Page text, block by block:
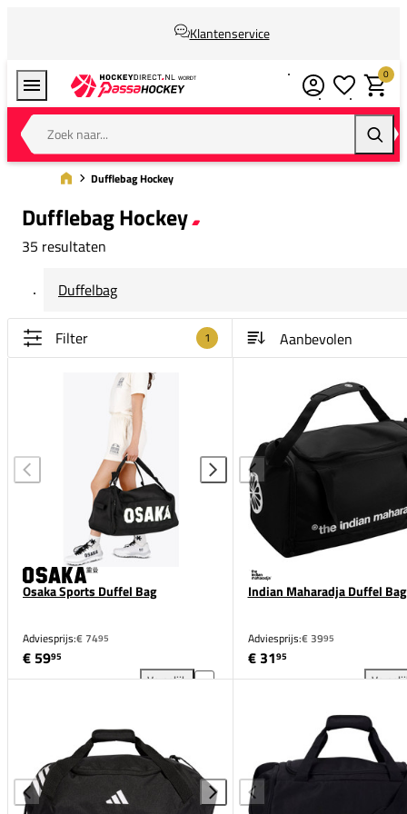
Klantenservice
Zoek naar...
0
Dufflebag Hockey
Dufflebag Hockey
35 resultaten
Duffelbag
Filter 1
Osaka Sports Duffel Bag
Adviesprijs:€ 7495
€ 5995
Vergelijk
Indian Maharadja Duffel Bag
Adviesprijs:€ 3995
€ 3195